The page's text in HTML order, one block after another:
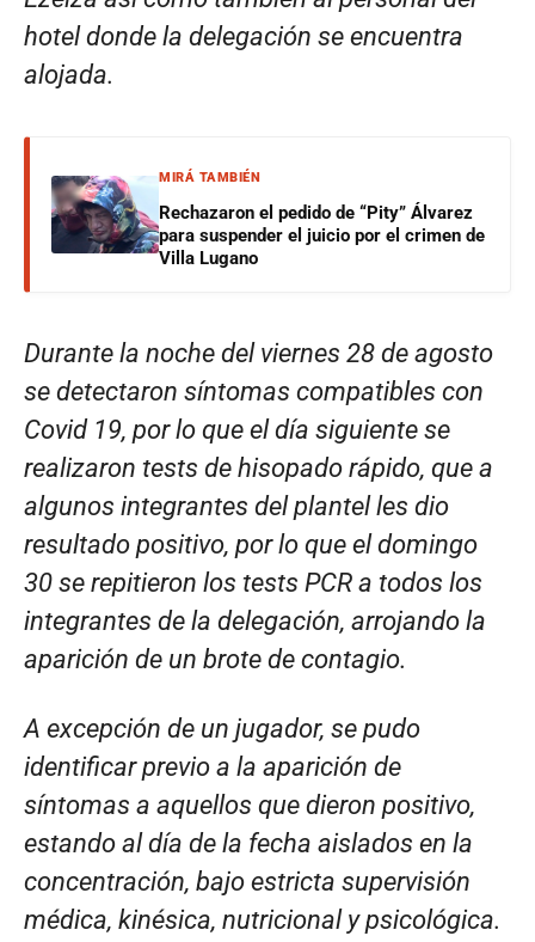
hotel donde la delegación se encuentra
alojada.
MIRÁ TAMBIÉN
Rechazaron el pedido de “Pity” Álvarez
para suspender el juicio por el crimen de
Villa Lugano
Durante la noche del viernes 28 de agosto
se detectaron síntomas compatibles con
Covid 19, por lo que el día siguiente se
realizaron tests de hisopado rápido, que a
algunos integrantes del plantel les dio
resultado positivo, por lo que el domingo
30 se repitieron los tests PCR a todos los
integrantes de la delegación, arrojando la
aparición de un brote de contagio.
A excepción de un jugador, se pudo
identificar previo a la aparición de
síntomas a aquellos que dieron positivo,
estando al día de la fecha aislados en la
concentración, bajo estricta supervisión
médica, kinésica, nutricional y psicológica.